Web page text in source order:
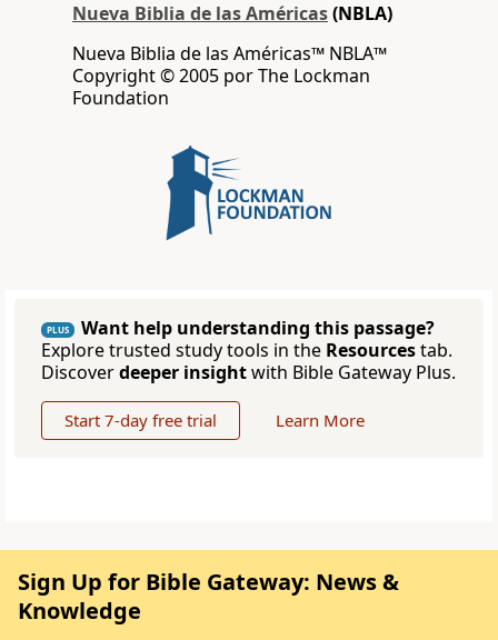
Nueva Biblia de las Américas(NBLA)
Nueva Biblia de las Américas™ NBLA™
Copyright © 2005 por The Lockman
Foundation
PLUS
Want help understanding this passage?
Explore trusted study tools in the Resourcestab.
Discoverdeeper insightwith Bible Gateway Plus.
Start 7-day free trial Learn More
Sign Up for Bible Gateway: News &
Knowledge